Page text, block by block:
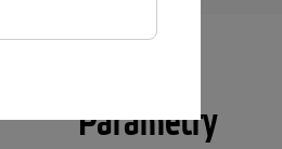
Parametry